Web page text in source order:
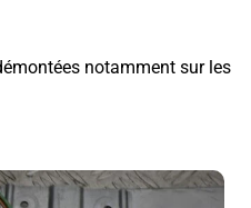
notamment sur les